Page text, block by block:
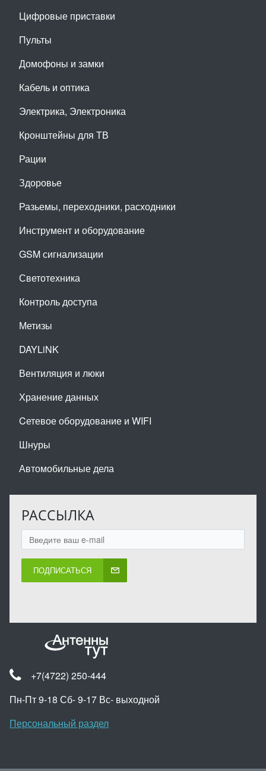
Цифровые приставки
Пульты
Домофоны и замки
Кабель и оптика
Электрика, Электроника
Кронштейны для ТВ
Рации
Здоровье
Разьемы, переходники, расходники
Инструмент и оборудование
GSM сигнализации
Светотехника
Контроль доступа
Метизы
DAYLiNK
Вентиляция и люки
Хранение данных
Cетевое оборудование и WIFI
Шнуры
Автомобильные дела
РАССЫЛКА
ПОДПИСАТЬСЯ
+7(4722) 250-444
Пн-Пт 9-18 Сб- 9-17 Вс- выходной
Персональный раздел